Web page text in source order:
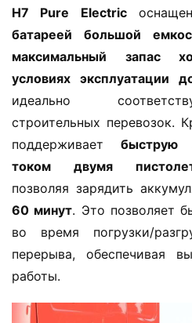
H7 Pure Electric​
батареей большой
максимальный запас
условиях эксплуатации
идеально
строительных перевозок.
поддерживает ​ ​быструю
током двумя
позволяя зарядить
60 минут​​. Это позволяет
во время погрузки/
перерыва, обеспечивая
работы.